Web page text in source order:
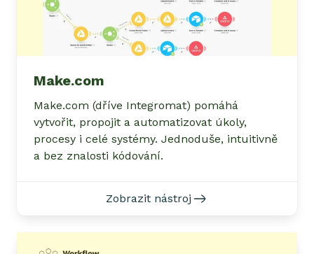
Make.com
Make.com (dříve Integromat) pomáhá
vytvořit, propojit a automatizovat úkoly,
procesy i celé systémy. Jednoduše, intuitivně
a bez znalosti kódování.
Zobrazit nástroj